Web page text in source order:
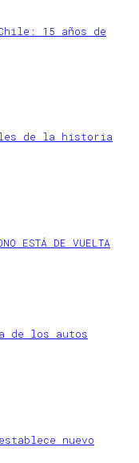
15 años de
de la historia
ESTÁ DE VUELTA
de los autos
nuevo